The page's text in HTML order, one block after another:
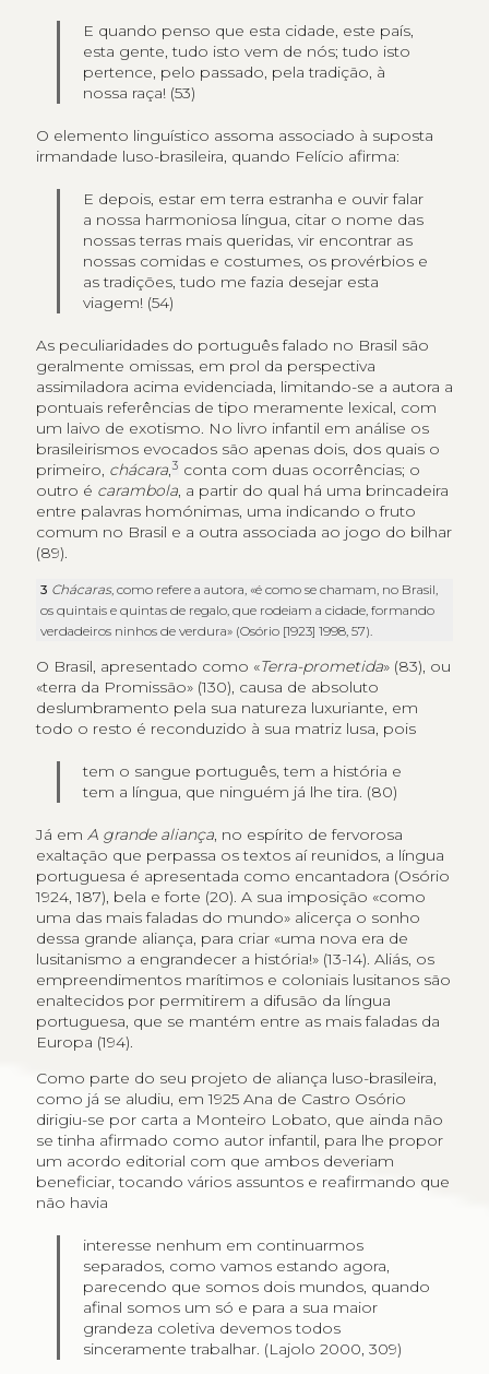
E quando penso que esta cidade, este país,
esta gente, tudo isto vem de nós; tudo isto
pertence, pelo passado, pela tradição, à
nossa raça! (53)
O elemento linguístico assoma associado à suposta
irmandade luso-brasileira, quando Felício afirma:
E depois, estar em terra estranha e ouvir falar
a nossa harmoniosa língua, citar o nome das
nossas terras mais queridas, vir encontrar as
nossas comidas e costumes, os provérbios e
as tradições, tudo me fazia desejar esta
viagem! (54)
As peculiaridades do português falado no Brasil são
geralmente omissas, em prol da perspectiva
assimiladora acima evidenciada, limitando-se a autora a
pontuais referências de tipo meramente lexical, com
um laivo de exotismo. No livro infantil em análise os
brasileirismos evocados são apenas dois, dos quais o
primeiro, chácara,3 conta com duas ocorrências; o
outro é carambola, a partir do qual há uma brincadeira
entre palavras homónimas, uma indicando o fruto
comum no Brasil e a outra associada ao jogo do bilhar
(89).
3 Chácaras, como refere a autora, «é como se chamam, no Brasil,
os quintais e quintas de regalo, que rodeiam a cidade, formando
verdadeiros ninhos de verdura» (Osório [1923] 1998, 57).
O Brasil, apresentado como «Terra-prometida» (83), ou
«terra da Promissão» (130), causa de absoluto
deslumbramento pela sua natureza luxuriante, em
todo o resto é reconduzido à sua matriz lusa, pois
tem o sangue português, tem a história e
tem a língua, que ninguém já lhe tira. (80)
Já em A grande aliança, no espírito de fervorosa
exaltação que perpassa os textos aí reunidos, a língua
portuguesa é apresentada como encantadora (Osório
1924, 187), bela e forte (20). A sua imposição «como
uma das mais faladas do mundo» alicerça o sonho
dessa grande aliança, para criar «uma nova era de
lusitanismo a engrandecer a história!» (13-14). Aliás, os
empreendimentos marítimos e coloniais lusitanos são
enaltecidos por permitirem a difusão da língua
portuguesa, que se mantém entre as mais faladas da
Europa (194).
Como parte do seu projeto de aliança luso-brasileira,
como já se aludiu, em 1925 Ana de Castro Osório
dirigiu-se por carta a Monteiro Lobato, que ainda não
se tinha afirmado como autor infantil, para lhe propor
um acordo editorial com que ambos deveriam
beneficiar, tocando vários assuntos e reafirmando que
não havia
interesse nenhum em continuarmos
separados, como vamos estando agora,
parecendo que somos dois mundos, quando
afinal somos um só e para a sua maior
grandeza coletiva devemos todos
sinceramente trabalhar. (Lajolo 2000, 309)